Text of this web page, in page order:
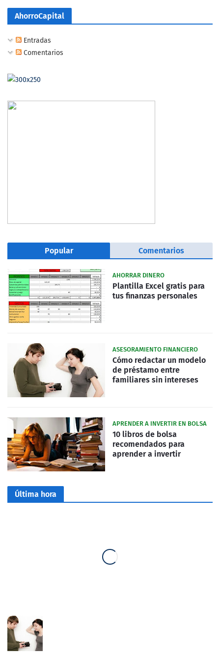
AhorroCapital
Entradas
Comentarios
Popular Comentarios
AHORRAR DINERO
Plantilla Excel gratis para
tus finanzas personales
ASESORAMIENTO FINANCIERO
Cómo redactar un modelo
de préstamo entre
familiares sin intereses
APRENDER A INVERTIR EN BOLSA
10 libros de bolsa
recomendados para
aprender a invertir
Última hora